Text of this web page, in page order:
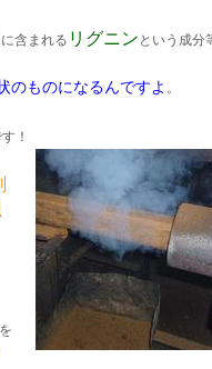
含まれる リグニン という成分
のものになるんですよ 。
！